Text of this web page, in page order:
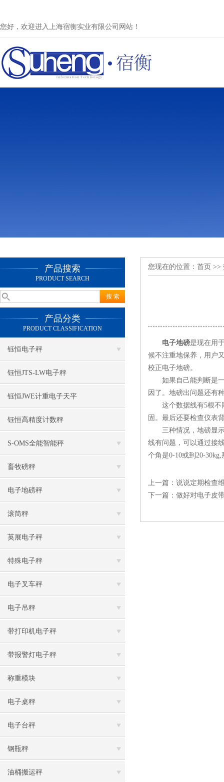
您好，欢迎进入上海宿衡实业有限公司网站！
产品搜索
PRODUCT SEARCH
产品分类
PRODUCT CLASSIFICATION
钰恒电子秤
钰恒JTS-LW电子秤
钰恒JWE计重电子天平
钰恒高精度计数秤
S-OMS全能智能秤
畜牧磅秤
电子地磅秤
滚筒秤
英展电子秤
特殊电子秤
电子叉车秤
电子吊秤
带打印机电子秤
带报警灯电子秤
称重模块
电子桌秤
电子台秤
钢瓶秤
油桶搬运秤
您现在的位置： 首页 >>
电子地磅是现在用
候不注重地保养，用户
校正电子地磅。
如果自己能判断是一
因了。地磅出问题还有
这个数据线有5根不同
固。最后还要检查仪表
三种情况，地磅显示
线有问题，可以通过接
个角是0-10或到20-
上一篇： 说说定期检查
下一篇： 做好对电子皮